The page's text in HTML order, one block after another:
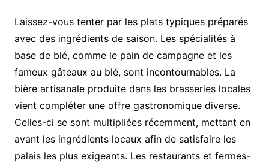
Laissez-vous tenter par les plats typiques préparés
avec des ingrédients de saison. Les spécialités à
base de blé, comme le pain de campagne et les
fameux gâteaux au blé, sont incontournables. La
bière artisanale produite dans les brasseries locales
vient compléter une offre gastronomique diverse.
Celles-ci se sont multipliées récemment, mettant en
avant les ingrédients locaux afin de satisfaire les
palais les plus exigeants. Les restaurants et fermes-